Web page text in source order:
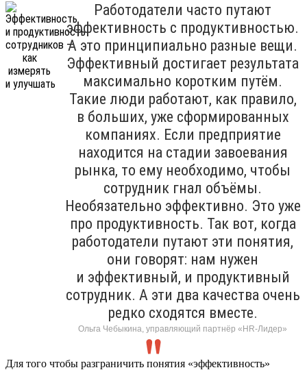
Работодатели часто путают
эффективность с продуктивностью.
А это принципиально разные вещи.
Эффективный достигает результата
максимально коротким путём.
Такие люди работают, как правило,
в больших, уже сформированных
компаниях. Если предприятие
находится на стадии завоевания
рынка, то ему необходимо, чтобы
сотрудник гнал объёмы.
Необязательно эффективно. Это уже
про продуктивность. Так вот, когда
работодатели путают эти понятия,
они говорят: нам нужен
и эффективный, и продуктивный
сотрудник. А эти два качества очень
редко сходятся вместе.
Ольга Чебыкина, управляющий партнёр «HR-Лидер»
Для того чтобы разграничить понятия «эффективность»